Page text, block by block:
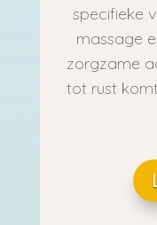
specifieke
massage
zorgzame
tot rust